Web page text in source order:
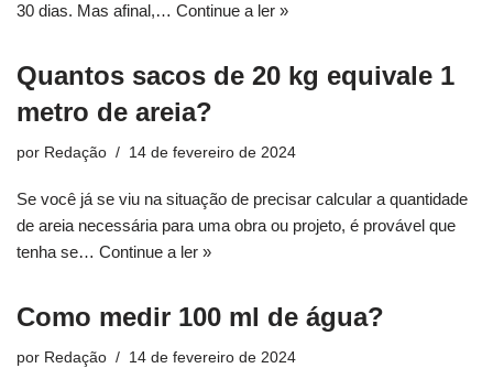
30 dias. Mas afinal,… Continue a ler »
Quantos sacos de 20 kg equivale 1
metro de areia?
por Redação 14 de fevereiro de 2024
Se você já se viu na situação de precisar calcular a quantidade
de areia necessária para uma obra ou projeto, é provável que
tenha se… Continue a ler »
Como medir 100 ml de água?
por Redação 14 de fevereiro de 2024